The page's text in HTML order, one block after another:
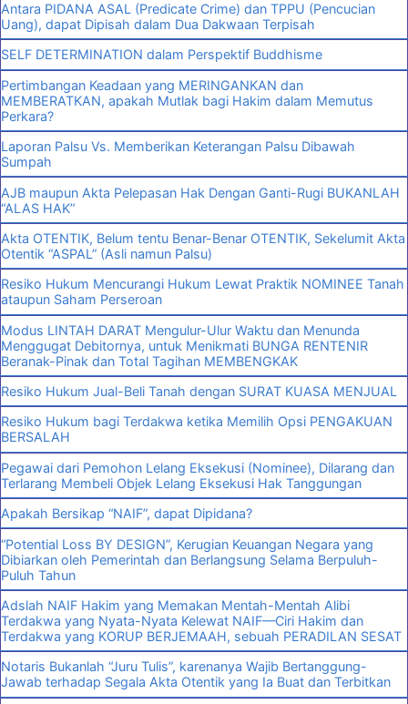
Antara PIDANA ASAL (Predicate Crime) dan TPPU (Pencucian
Uang), dapat Dipisah dalam Dua Dakwaan Terpisah
SELF DETERMINATION dalam Perspektif Buddhisme
Pertimbangan Keadaan yang MERINGANKAN dan
MEMBERATKAN, apakah Mutlak bagi Hakim dalam Memutus
Perkara?
Laporan Palsu Vs. Memberikan Keterangan Palsu Dibawah
Sumpah
AJB maupun Akta Pelepasan Hak Dengan Ganti-Rugi BUKANLAH
“ALAS HAK”
Akta OTENTIK, Belum tentu Benar-Benar OTENTIK, Sekelumit Akta
Otentik “ASPAL” (Asli namun Palsu)
Resiko Hukum Mencurangi Hukum Lewat Praktik NOMINEE Tanah
ataupun Saham Perseroan
Modus LINTAH DARAT Mengulur-Ulur Waktu dan Menunda
Menggugat Debitornya, untuk Menikmati BUNGA RENTENIR
Beranak-Pinak dan Total Tagihan MEMBENGKAK
Resiko Hukum Jual-Beli Tanah dengan SURAT KUASA MENJUAL
Resiko Hukum bagi Terdakwa ketika Memilih Opsi PENGAKUAN
BERSALAH
Pegawai dari Pemohon Lelang Eksekusi (Nominee), Dilarang dan
Terlarang Membeli Objek Lelang Eksekusi Hak Tanggungan
Apakah Bersikap “NAIF”, dapat Dipidana?
“Potential Loss BY DESIGN”, Kerugian Keuangan Negara yang
Dibiarkan oleh Pemerintah dan Berlangsung Selama Berpuluh-
Puluh Tahun
Adslah NAIF Hakim yang Memakan Mentah-Mentah Alibi
Terdakwa yang Nyata-Nyata Kelewat NAIF—Ciri Hakim dan
Terdakwa yang KORUP BERJEMAAH, sebuah PERADILAN SESAT
Notaris Bukanlah “Juru Tulis”, karenanya Wajib Bertanggung-
Jawab terhadap Segala Akta Otentik yang Ia Buat dan Terbitkan